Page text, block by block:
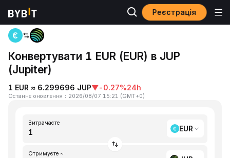
Реєстрація
Головна
Конвертувати 1 EUR (EUR) в JUP
(Jupiter)
1 EUR ≈ 6.299696 JUP▼-0.27%24h
Останнє оновлення ： 2026/08/07 15:21 (GMT+0)
Витрачаєте
EUR
Отримуєте ~